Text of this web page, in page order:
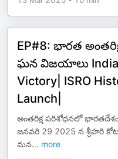
EP#8: భారత
ఘన విజయాలు
Victory| ISRO
Launch|
అంతరిక్ష పరిశోధనలో
జనవరి 29 2025 న శ్రీహరి
మన... more